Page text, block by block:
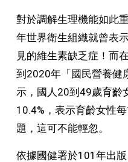
對於調解生理機能如此
年世界衛生組織就曾表
見的維生素缺乏症！而
到2020年「國民營養健
示，國人20到49歲育齡
10.4%，表示育齡女性
題，這可不能輕忽。
依據國健署於101年出